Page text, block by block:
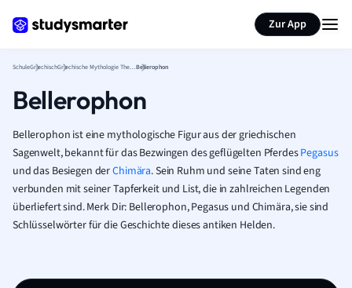
Zur App
SchuleGriechisch Griechische Mythologie TheorieBellerophon
Bellerophon
Bellerophon ist eine mythologische Figur aus der griechischen
Sagenwelt, bekannt für das Bezwingen des geflügelten PferdesPegasus
und das Besiegen derChimära. Sein Ruhm und seine Taten sind eng
verbunden mit seiner Tapferkeit und List, die in zahlreichen Legenden
überliefert sind. Merk Dir: Bellerophon, Pegasus und Chimära, sie sind
Schlüsselwörter für die Geschichte dieses antiken Helden.
Seite zusammenfassen